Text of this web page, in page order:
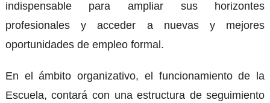
indispensable para ampliar sus horizontes
profesionales y acceder a nuevas y mejores
oportunidades de empleo formal.
En el ámbito organizativo, el funcionamiento de la
Escuela, contará con una estructura de seguimiento